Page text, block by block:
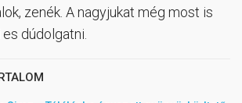
zenék. A nagyjukat még most is
dúdolgatni.